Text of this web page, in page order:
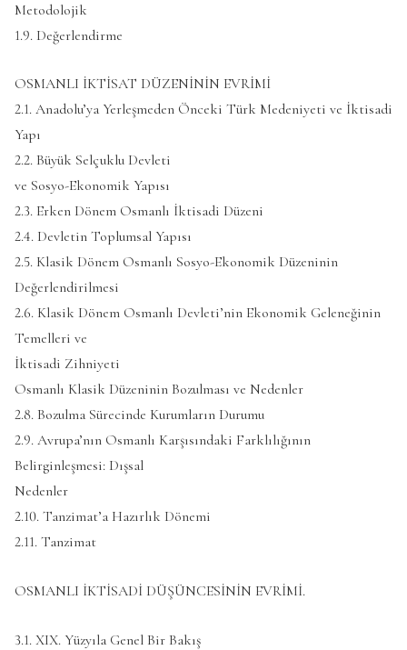
Metodolojik
1.9. Değerlendirme
OSMANLI İKTİSAT DÜZENİNİN EVRİMİ
2.1. Anadolu’ya Yerleşmeden Önceki Türk Medeniyeti ve İktisadi
Yapı
2.2. Büyük Selçuklu Devleti
ve Sosyo-Ekonomik Yapısı
2.3. Erken Dönem Osmanlı İktisadi Düzeni
2.4. Devletin Toplumsal Yapısı
2.5. Klasik Dönem Osmanlı Sosyo-Ekonomik Düzeninin
Değerlendirilmesi
2.6. Klasik Dönem Osmanlı Devleti’nin Ekonomik Geleneğinin
Temelleri ve
İktisadi Zihniyeti
Osmanlı Klasik Düzeninin Bozulması ve Nedenler
2.8. Bozulma Sürecinde Kurumların Durumu
2.9. Avrupa’nın Osmanlı Karşısındaki Farklılığının
Belirginleşmesi: Dışsal
Nedenler
2.10. Tanzimat’a Hazırlık Dönemi
2.11. Tanzimat
OSMANLI İKTİSADİ DÜŞÜNCESİNİN EVRİMİ.
3.1. XIX. Yüzyıla Genel Bir Bakış